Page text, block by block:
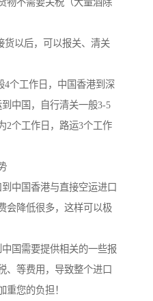
物不需要关税（大量酒除
货以后，可以报关、清关
4个工作日，中国香港到深
中国，自行清关一般3-5
2个工作日，路运3个工作
中国香港与直接空运进口
会降低很多，这样可以极
国需要提供相关的一些报
、等费用，导致整个进口
重您的负担！